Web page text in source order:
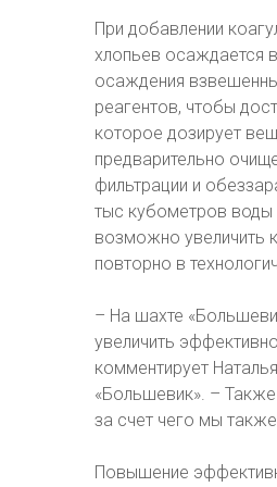
При добавлении
хлопьев осаждается
осаждения
реагентов, чтобы
которое дозирует
предварительно
фильтрации и
тыс кубометров воды
возможно увеличить
повторно в
– На шахте
увеличить
комментирует
«Большевик». –
за счет чего мы
Повышение